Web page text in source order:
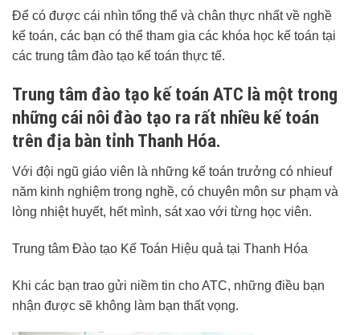
Để có được cái nhìn tổng thể và chân thực nhất về nghề
kế toán, các bạn có thể tham gia các khóa học kế toán tại
các trung tâm đào tạo kế toán thực tế.
Trung tâm đào tạo kế toán ATC là một trong
những cái nôi đào tạo ra rất nhiều kế toán
trên địa bàn tỉnh Thanh Hóa.
Với đội ngũ giáo viên là những kế toán trưởng có nhieuf
năm kinh nghiệm trong nghề, có chuyên môn sư phạm và
lòng nhiệt huyết, hết mình, sát xao với từng học viên.
Trung tâm Đào tạo Kế Toán Hiệu quả tại Thanh Hóa
Khi các bạn trao gửi niềm tin cho ATC, những điều bạn
nhận được sẽ không làm bạn thất vọng.